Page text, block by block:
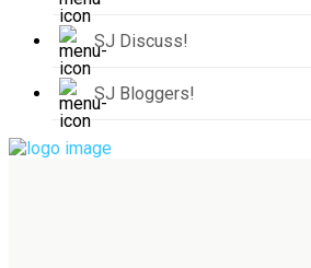
SJ Discuss!
SJ Bloggers!